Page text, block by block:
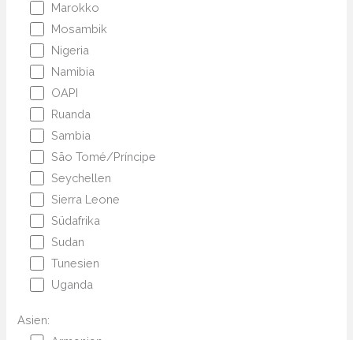
Marokko
Mosambik
Nigeria
Namibia
OAPI
Ruanda
Sambia
São Tomé/Príncipe
Seychellen
Sierra Leone
Südafrika
Sudan
Tunesien
Uganda
Asien: